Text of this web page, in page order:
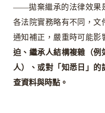
——拋棄繼承的法律效果
各法院實務略有不同，文
通知補正，嚴重時可能影
迫、繼承人結構複雜（例
人）、或對「知悉日」
查資料與時點。